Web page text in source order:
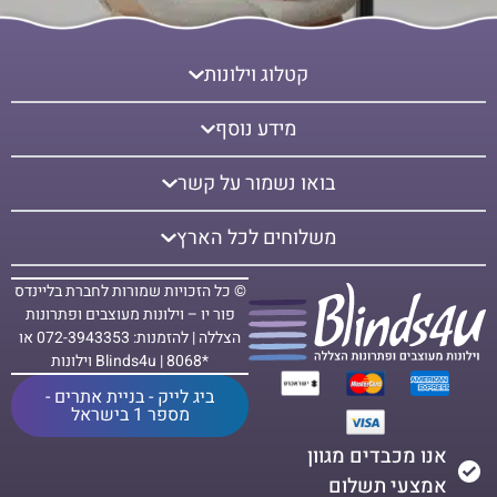
אנו מכבדים מגוון
אמצעי תשלום
© כל הזכויות שמורות לחברת בליינדס
פור יו – וילונות מעוצבים ופתרונות
הצללה | להזמנות: 072-3943353 או
*8068 | Blinds4u וילונות
ביג לייק - בניית אתרים -
מספר 1 בישראל
קטלוג וילונות
מידע נוסף
בואו נשמור על קשר
משלוחים לכל הארץ